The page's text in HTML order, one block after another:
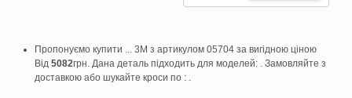
Пропонуємо купити ... 3M з артикулом 05704 за вигідною ціною
Від 5082грн. Дана деталь підходить для моделей: . Замовляйте з
доставкою або шукайте кроси по : .